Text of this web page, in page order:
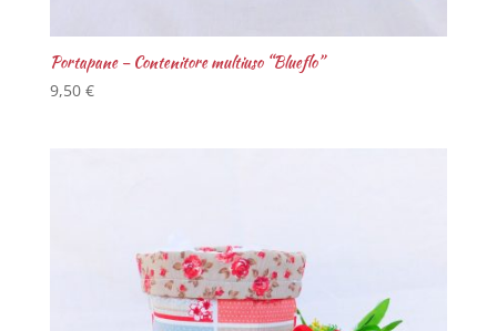
Portapane – Contenitore multiuso “Blueflo”
9,50 €